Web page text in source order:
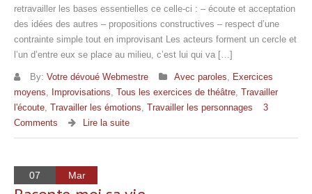
retravailler les bases essentielles ce celle-ci : – écoute et acceptation
des idées des autres – propositions constructives – respect d’une
contrainte simple tout en improvisant Les acteurs forment un cercle et
l’un d’entre eux se place au milieu, c’est lui qui va […]
By: Votre dévoué Webmestre Avec paroles, Exercices
moyens, Improvisations, Tous les exercices de théâtre, Travailler
l'écoute, Travailler les émotions, Travailler les personnages
3
Comments
Lire la suite
07 Mar